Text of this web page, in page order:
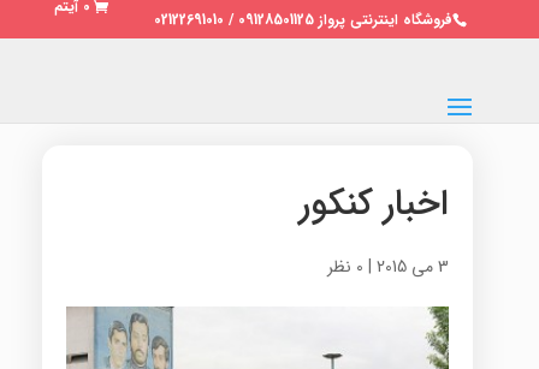
فروشگاه اینترنتی پرواز 09128501125 / 02122691010
0 آیتم
اخبار کنکور
3 می 2015 | 0 نظر